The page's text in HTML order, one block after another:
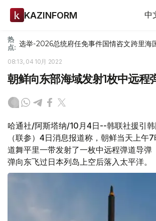
KAZINFORM 中
热
点: 选举-2026总统府任免事件国情咨文跨里海
08:13, 04 10月 2022
朝鲜向东部海域发射1枚中远程
哈通社/阿斯塔纳/10月4日--韩联社援引
（联参）4日消息报道称，朝鲜当天上午
道舞平里一带发射了一枚中远程弹道导弹
弹向东飞过日本列岛上空后落入太平洋。